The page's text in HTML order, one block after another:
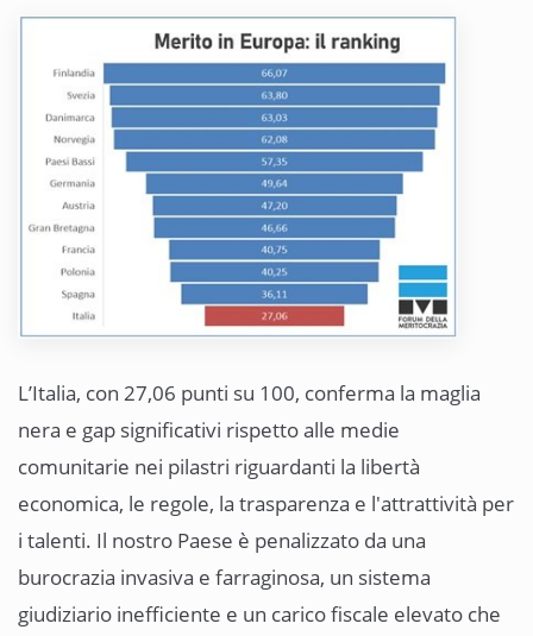
L’Italia, con 27,06 punti su 100, conferma la maglia
nera e gap significativi rispetto alle medie
comunitarie nei pilastri riguardanti la libertà
economica, le regole, la trasparenza e l'attrattività per
i talenti. Il nostro Paese è penalizzato da una
burocrazia invasiva e farraginosa, un sistema
giudiziario inefficiente e un carico fiscale elevato che